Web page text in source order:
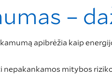
–
apibrėžia kaip
mitybos